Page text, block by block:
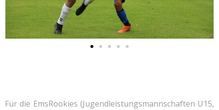
Für die EmsRookies (Jugendleistungsmannschaften U15,